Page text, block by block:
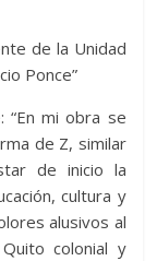
de la Unidad
Ponce”
“En mi obra se
de Z, similar
de inicio la
cultura y
alusivos al
colonial y